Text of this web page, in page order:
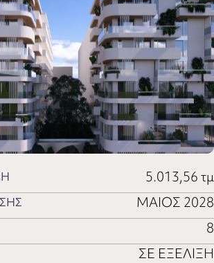
5.013,56 τμ
ΜΑΙΟΣ 2028
8
ΣΕ ΕΞΕΛΙΞΗ